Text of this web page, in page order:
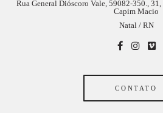
Rua General Dióscoro Vale, 59082-350., 31,
Capim Macio
Natal / RN
CONTATO